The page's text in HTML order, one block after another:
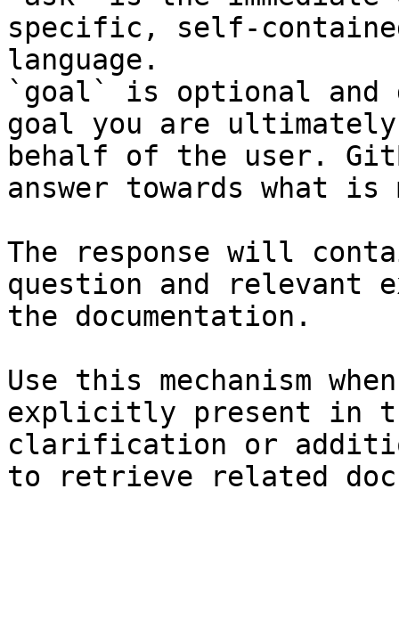
specific, self-
language.
`goal` is optional and
goal you are
behalf of the user.
answer towards what
The response will
question and relevant
the documentation.
Use this mechanism
explicitly present in
clarification or